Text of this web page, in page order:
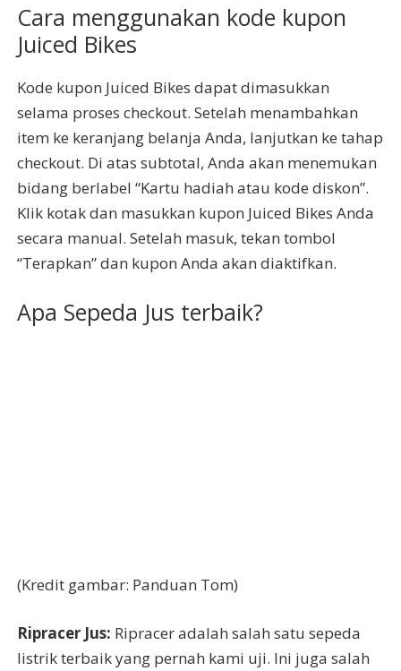
Cara menggunakan kode kupon
Juiced Bikes
Kode kupon Juiced Bikes dapat dimasukkan
selama proses checkout. Setelah menambahkan
item ke keranjang belanja Anda, lanjutkan ke tahap
checkout. Di atas subtotal, Anda akan menemukan
bidang berlabel “Kartu hadiah atau kode diskon”.
Klik kotak dan masukkan kupon Juiced Bikes Anda
secara manual. Setelah masuk, tekan tombol
“Terapkan” dan kupon Anda akan diaktifkan.
Apa Sepeda Jus terbaik?
(Kredit gambar: Panduan Tom)
Ripracer Jus: Ripracer adalah salah satu sepeda
listrik terbaik yang pernah kami uji. Ini juga salah